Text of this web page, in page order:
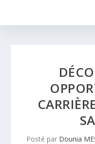
Posté par Dounia